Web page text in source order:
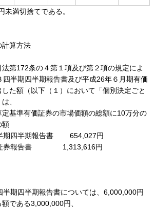
未満切捨てである。
計算方法
第172条の４第１項及び第２項の規定によ
四半期四半期報告書及び平成26年６月期有価
た額（以下（１）において「個別決定ごと
、
基準有価証券の市場価額の総額に10万分の
額
期四半期報告書 654,027円
証券報告書 1,313,616円
半期四半期報告書については、6,000,000円
である3,000,000円、